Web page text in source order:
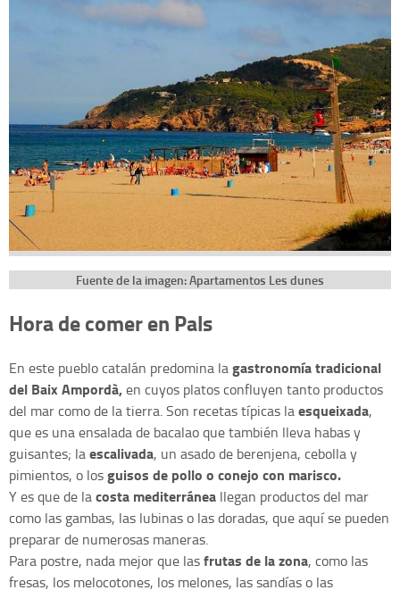
Fuente de la imagen: Apartamentos Les dunes
Hora de comer en Pals
En este pueblo catalán predomina lagastronomía tradicional
del Baix Ampordà,en cuyos platos confluyen tanto productos
del mar como de la tierra. Son recetas típicas laesqueixada,
que es una ensalada de bacalao que también lleva habas y
guisantes; laescalivada, un asado de berenjena, cebolla y
pimientos, o losguisos de pollo o conejo con marisco.
Y es que de lacosta mediterránea llegan productos del mar
como las gambas, las lubinas o las doradas, que aquí se pueden
preparar de numerosas maneras.
Para postre, nada mejor que lasfrutas de la zona, como las
fresas, los melocotones, los melones, las sandías o las